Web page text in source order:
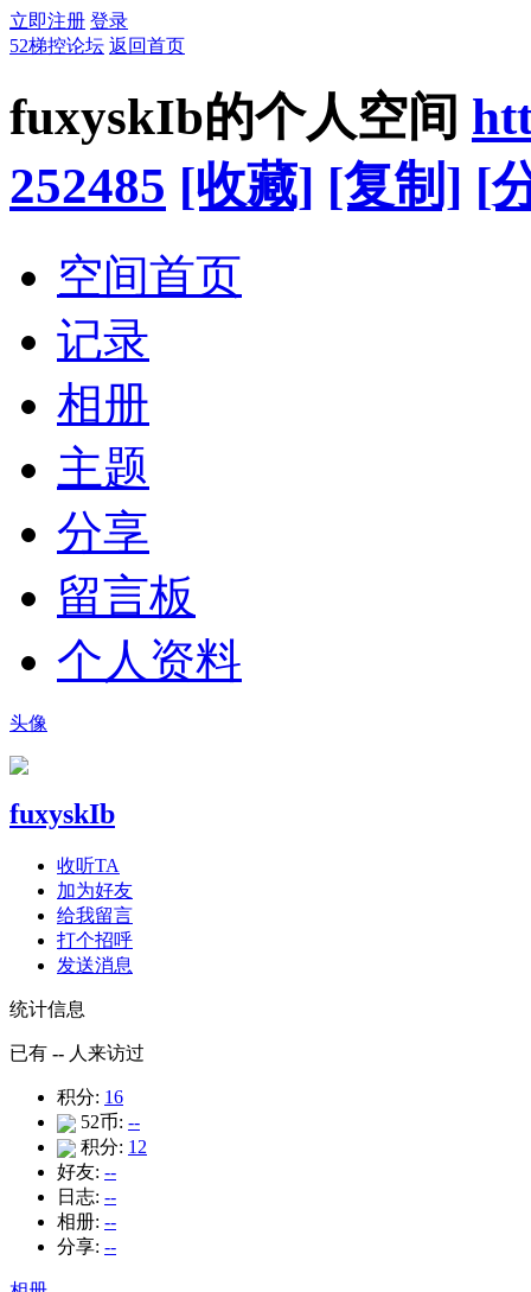
立即注册 登录
52梯控论坛 返回首页
fuxyskIb的个人空间
252485 [收藏] [复制] [
空间首页
记录
相册
主题
分享
留言板
个人资料
头像
fuxyskIb
收听TA
加为好友
给我留言
打个招呼
发送消息
统计信息
已有 -- 人来访过
积分: 16
52币: --
积分: 12
好友: --
日志: --
相册: --
分享: --